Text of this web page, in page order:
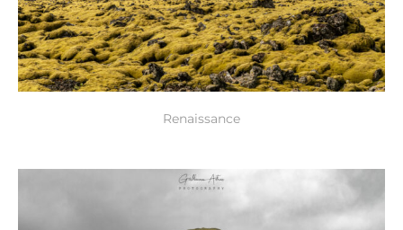
Renaissance